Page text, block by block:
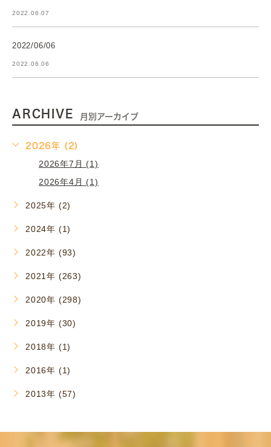
2022.06.07
2022/06/06
2022.06.06
ARCHIVE 月別アーカイブ
2026年 (2)
2026年7月 (1)
2026年4月 (1)
2025年 (2)
2024年 (1)
2022年 (93)
2021年 (263)
2020年 (298)
2019年 (30)
2018年 (1)
2016年 (1)
2013年 (57)